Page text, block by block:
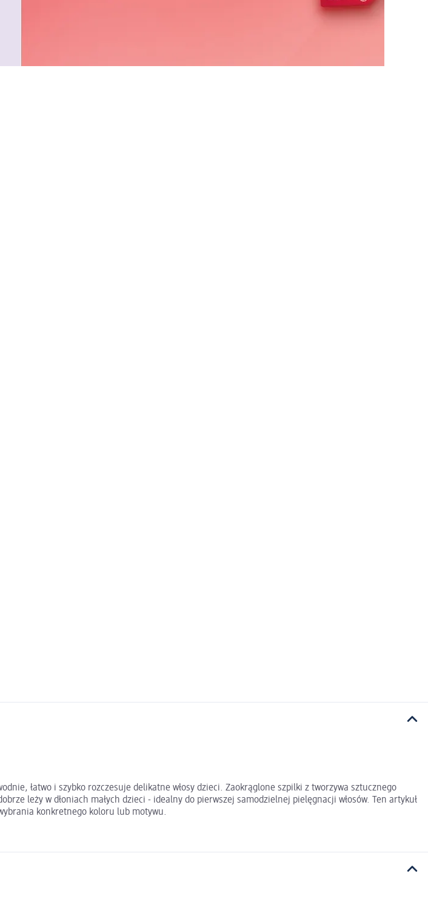
łatwo i szybko rozczesuje delikatne włosy dzieci. Zaokrąglone szpilki z tworzywa sztucznego
leży w dłoniach małych dzieci - idealny do pierwszej samodzielnej pielęgnacji włosów. Ten artykuł
konkretnego koloru lub motywu.